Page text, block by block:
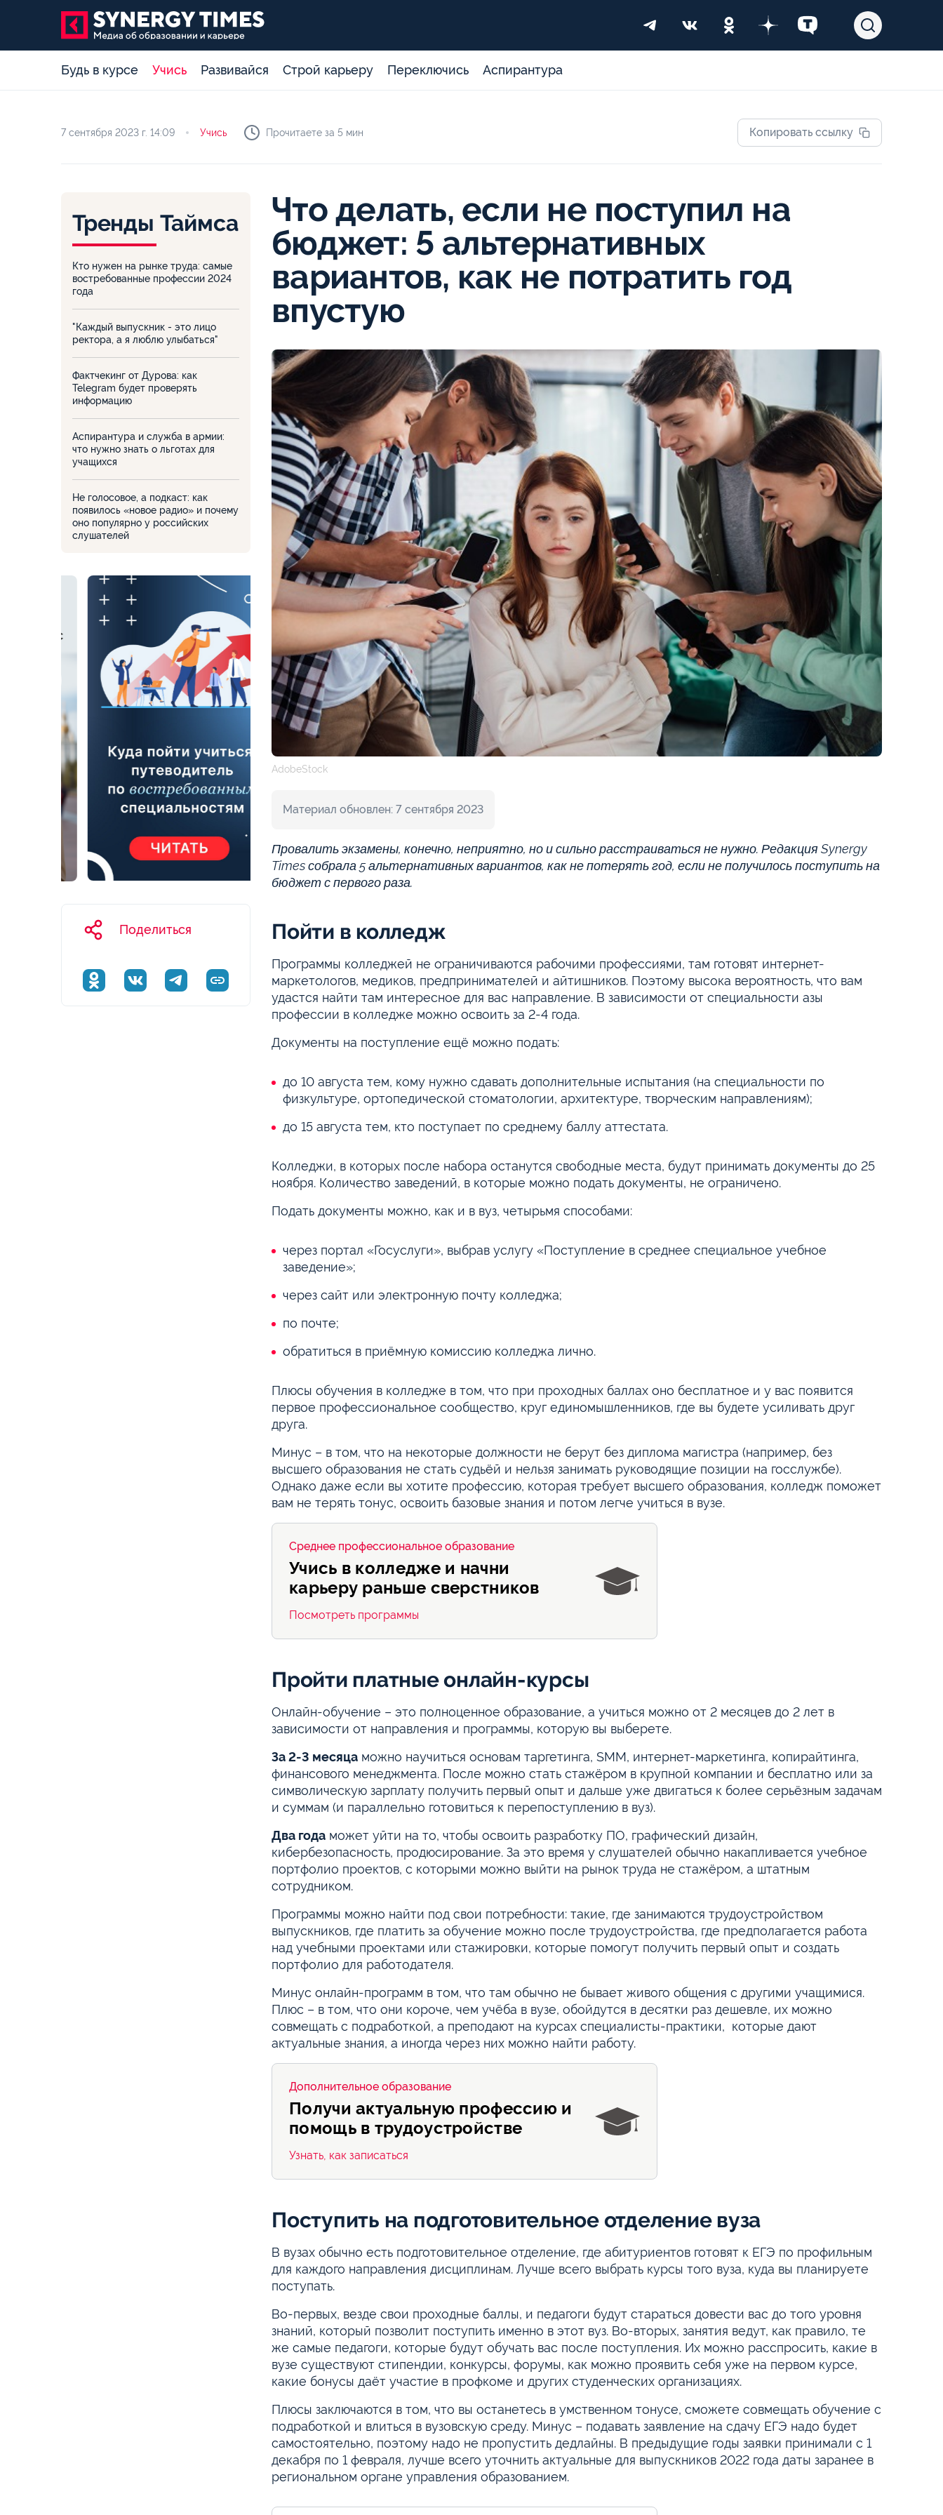
Будь в курсе Учись Развивайся Строй карьеру Переключись Аспирантура
7 сентября 2023 г. 14:09 Учись Прочитаете за 5 мин Копировать ссылку
Тренды Таймса
Кто нужен на рынке труда: самые
востребованные профессии 2024
года
"Каждый выпускник - это лицо
ректора, а я люблю улыбаться"
Фактчекинг от Дурова: как
Telegram будет проверять
информацию
Аспирантура и служба в армии:
что нужно знать о льготах для
учащихся
Не голосовое, а подкаст: как
появилось «новое радио» и почему
оно популярно у российских
слушателей
Поделиться
Что делать, если не поступил на
бюджет: 5 альтернативных
вариантов, как не потратить год
впустую
AdobeStock
Материал обновлен: 7 сентября 2023
Провалить экзамены, конечно, неприятно, но и сильно расстраиваться не нужно. Редакция Synergy
Times собрала 5 альтернативных вариантов, как не потерять год, если не получилось поступить на
бюджет с первого раза.
Пойти в колледж
Программы колледжей не ограничиваются рабочими профессиями, там готовят интернет-
маркетологов, медиков, предпринимателей и айтишников. Поэтому высока вероятность, что вам
удастся найти там интересное для вас направление. В зависимости от специальности азы
профессии в колледже можно освоить за 2-4 года.
Документы на поступление ещё можно подать:
до 10 августа тем, кому нужно сдавать дополнительные испытания (на специальности по
физкультуре, ортопедической стоматологии, архитектуре, творческим направлениям);
до 15 августа тем, кто поступает по среднему баллу аттестата.
Колледжи, в которых после набора останутся свободные места, будут принимать документы до 25
ноября. Количество заведений, в которые можно подать документы, не ограничено.
Подать документы можно, как и в вуз, четырьмя способами:
через портал «Госуслуги», выбрав услугу «Поступление в среднее специальное учебное
заведение»;
через сайт или электронную почту колледжа;
по почте;
обратиться в приёмную комиссию колледжа лично.
Плюсы обучения в колледже в том, что при проходных баллах оно бесплатное и у вас появится
первое профессиональное сообщество, круг единомышленников, где вы будете усиливать друг
друга.
Минус – в том, что на некоторые должности не берут без диплома магистра (например, без
высшего образования не стать судьёй и нельзя занимать руководящие позиции на госслужбе).
Однако даже если вы хотите профессию, которая требует высшего образования, колледж поможет
вам не терять тонус, освоить базовые знания и потом легче учиться в вузе.
Среднее профессиональное образование
Учись в колледже и начни
карьеру раньше сверстников
Посмотреть программы
Пройти платные онлайн-курсы
Онлайн-обучение – это полноценное образование, а учиться можно от 2 месяцев до 2 лет в
зависимости от направления и программы, которую вы выберете.
За 2-3 месяца можно научиться основам таргетинга, SMM, интернет-маркетинга, копирайтинга,
финансового менеджмента. После можно стать стажёром в крупной компании и бесплатно или за
символическую зарплату получить первый опыт и дальше уже двигаться к более серьёзным задачам
и суммам (и параллельно готовиться к перепоступлению в вуз).
Два года может уйти на то, чтобы освоить разработку ПО, графический дизайн,
кибербезопасность, продюсирование. За это время у слушателей обычно накапливается учебное
портфолио проектов, с которыми можно выйти на рынок труда не стажёром, а штатным
сотрудником.
Программы можно найти под свои потребности: такие, где занимаются трудоустройством
выпускников, где платить за обучение можно после трудоустройства, где предполагается работа
над учебными проектами или стажировки, которые помогут получить первый опыт и создать
портфолио для работодателя.
Минус онлайн-программ в том, что там обычно не бывает живого общения с другими учащимися.
Плюс – в том, что они короче, чем учёба в вузе, обойдутся в десятки раз дешевле, их можно
совмещать с подработкой, а преподают на курсах специалисты-практики, которые дают
актуальные знания, а иногда через них можно найти работу.
Дополнительное образование
Получи актуальную профессию и
помощь в трудоустройстве
Узнать, как записаться
Поступить на подготовительное отделение вуза
В вузах обычно есть подготовительное отделение, где абитуриентов готовят к ЕГЭ по профильным
для каждого направления дисциплинам. Лучше всего выбрать курсы того вуза, куда вы планируете
поступать.
Во-первых, везде свои проходные баллы, и педагоги будут стараться довести вас до того уровня
знаний, который позволит поступить именно в этот вуз. Во-вторых, занятия ведут, как правило, те
же самые педагоги, которые будут обучать вас после поступления. Их можно расспросить, какие в
вузе существуют стипендии, конкурсы, форумы, как можно проявить себя уже на первом курсе,
какие бонусы даёт участие в профкоме и других студенческих организациях.
Плюсы заключаются в том, что вы останетесь в умственном тонусе, сможете совмещать обучение с
подработкой и влиться в вузовскую среду. Минус – подавать заявление на сдачу ЕГЭ надо будет
самостоятельно, поэтому надо не пропустить дедлайны. В предыдущие годы заявки принимали с 1
декабря по 1 февраля, лучше всего уточнить актуальные для выпускников 2022 года даты заранее в
региональном органе управления образованием.